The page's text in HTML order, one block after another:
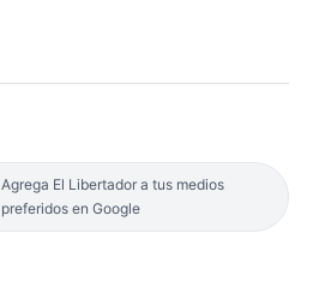
Agrega El Libertador a tus medios
preferidos en Google